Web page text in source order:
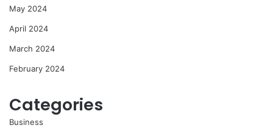
May 2024
April 2024
March 2024
February 2024
Categories
Business